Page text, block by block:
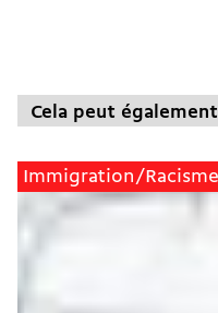
Cela peut
Immigration/Racisme